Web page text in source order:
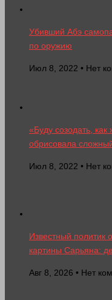
Убивший Абэ
по оружию
Июл 8, 2022 • Нет
«Буду созодать,
обрисовала
Июл 8, 2022 • Нет
Известный политик
картины Сарьяна:
Авг 8, 2026 • Нет